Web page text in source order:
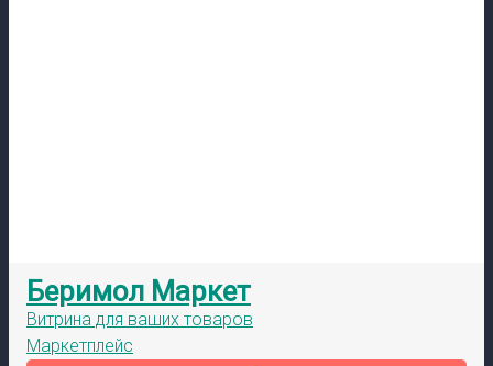
Беримол Маркет
Витрина для ваших товаров
Маркетплейс